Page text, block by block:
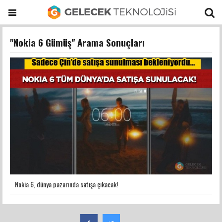
"Nokia 6 Gümüş" Arama Sonuçları
Nokia 6, dünya pazarında satışa çıkacak!